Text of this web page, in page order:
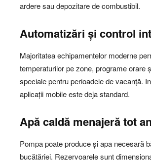
ardere sau depozitare de combustibil.
Automatizări și control
Majoritatea echipamentelor moderne
temperaturilor pe zone, programe orare
speciale pentru perioadele de vacanță.
aplicații mobile este deja standard.
Apă caldă menajeră tot
Pompa poate produce și apa necesară
bucătăriei. Rezervoarele sunt